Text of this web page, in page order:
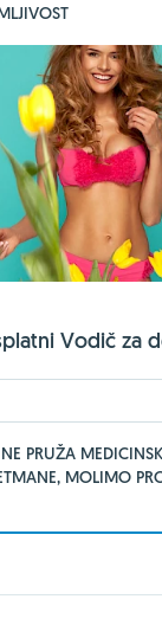
Vodič za
PRUŽA
MOLIMO